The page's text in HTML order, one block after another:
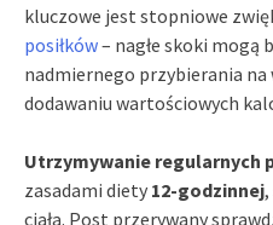
kluczowe jest stopniowe
posiłków– nagłe skoki mogą
nadmiernego przybierania na
dodawaniu wartościowych
Utrzymywanie regularnych
zasadami diety 12-godzinnej
ciała. Post przerywany